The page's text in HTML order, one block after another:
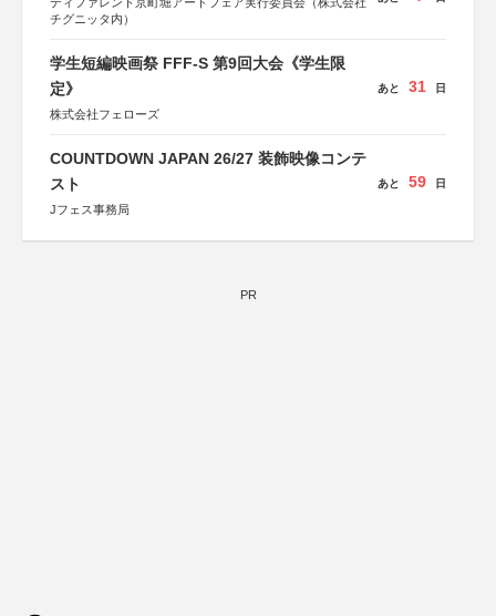
奈良県
「“よい仕事おこし”フェア」実行委員会
関西文化学術研究都市推進機構
東京難病団体連絡協議会
チグニッタ内）
学生短編映画祭 FFF-S 第9回大会《学生限
定》
株式会社フェローズ
あと 31 日
COUNTDOWN JAPAN 26/27 装飾映像コンテ
スト
Jフェス事務局
あと 59 日
PR